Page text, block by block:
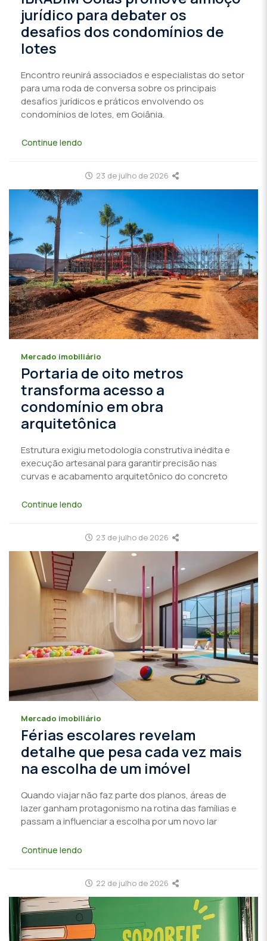
jurídico para debater os
desafios dos condomínios de
lotes
Encontro reunirá associados e especialistas do setor
para uma roda de conversa sobre os principais
desafios jurídicos e práticos envolvendo os
condomínios de lotes, em Goiânia.
Continue lendo
23 de julho de 2026
Mercado imobiliário
Portaria de oito metros
transforma acesso a
condomínio em obra
arquitetônica
Estrutura exigiu metodologia construtiva inédita e
execução artesanal para garantir precisão nas
curvas e acabamento arquitetônico do concreto
Continue lendo
23 de julho de 2026
Mercado imobiliário
Férias escolares revelam
detalhe que pesa cada vez mais
na escolha de um imóvel
Quando viajar não faz parte dos planos, áreas de
lazer ganham protagonismo na rotina das famílias e
passam a influenciar a escolha por um novo lar
Continue lendo
22 de julho de 2026